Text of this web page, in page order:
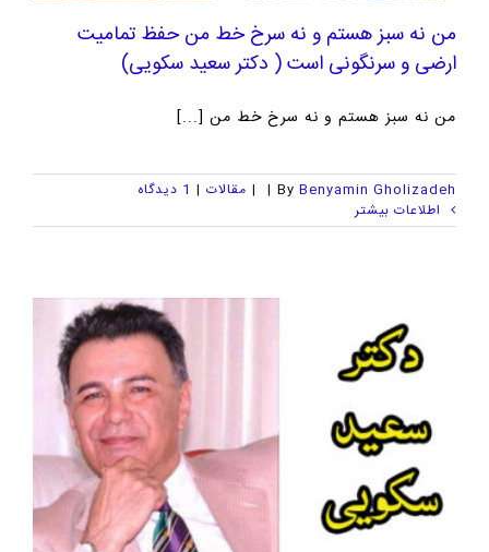
من نه سبز هستم و نه سرخ خط من حفظ تمامیت
ارضی و سرنگونی است ( دکتر سعید سکویی)
من نه سبز هستم و نه سرخ خط من [...]
By Benyamin Gholizadeh
|
| مقالات | 1 ديدگاه
اطلاعات بیشتر